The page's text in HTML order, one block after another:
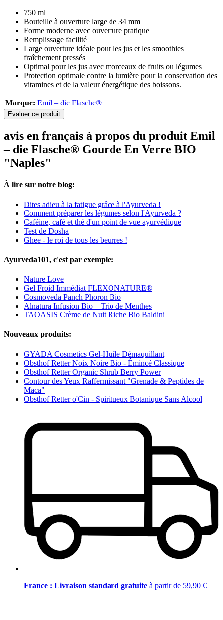
750 ml
Bouteille à ouverture large de 34 mm
Forme moderne avec ouverture pratique
Remplissage facilité
Large ouverture idéale pour les jus et les smoothies
fraîchement pressés
Optimal pour les jus avec morceaux de fruits ou légumes
Protection optimale contre la lumière pour la conservation des
vitamines et de la valeur énergétique des boissons.
Marque: Emil – die Flasche®
Evaluer ce produit
avis en français à propos du produit Emil
– die Flasche® Gourde En Verre BIO
"Naples"
À lire sur notre blog:
Dites adieu à la fatigue grâce à l'Ayurveda !
Comment préparer les légumes selon l'Ayurveda ?
Caféine, café et thé d'un point de vue ayurvédique
Test de Dosha
Ghee - le roi de tous les beurres !
Ayurveda101, c'est par exemple:
Nature Love
Gel Froid Immédiat FLEXONATURE®
Cosmoveda Panch Phoron Bio
Alnatura Infusion Bio – Trio de Menthes
TAOASIS Crème de Nuit Riche Bio Baldini
Nouveaux produits:
GYADA Cosmetics Gel-Huile Démaquillant
Obsthof Retter Noix Noire Bio - Émincé Classique
Obsthof Retter Organic Shrub Berry Power
Contour des Yeux Raffermissant "Grenade & Peptides de
Maca"
Obsthof Retter o'Cin - Spiritueux Botanique Sans Alcool
France : Livraison standard gratuite à partir de 59,90 €